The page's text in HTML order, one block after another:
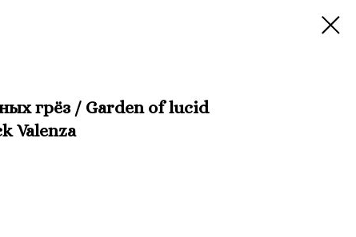
грёз / Garden of lucid
Valenza